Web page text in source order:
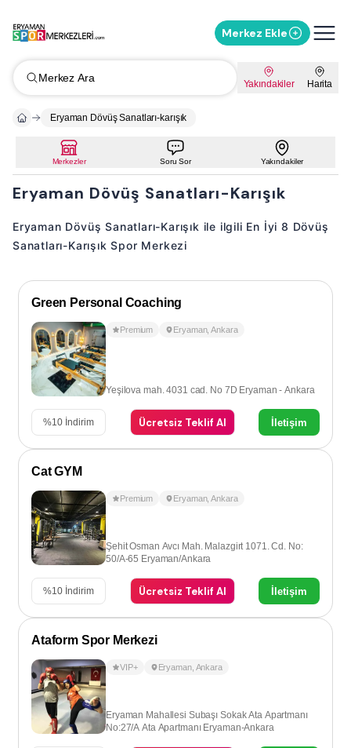
Merkez Ekle
Merkez Ara Yakındakiler Harita
Eryaman Dövüş Sanatları-karışık
Merkezler Soru Sor Yakındakiler
Eryaman Dövüş Sanatları-Karışık
Eryaman Dövüş Sanatları-Karışık ile ilgili En İyi 8 Dövüş
Sanatları-Karışık Spor Merkezi
Green Personal Coaching
Premium Eryaman,Ankara
Yeşilova mah. 4031 cad. No 7D Eryaman - Ankara
%10 İndirim Ücretsiz Teklif Al İletişim
Cat GYM
Premium Eryaman,Ankara
Şehit Osman Avcı Mah. Malazgirt 1071. Cd. No:
50/A-65 Eryaman/Ankara
%10 İndirim Ücretsiz Teklif Al İletişim
Ataform Spor Merkezi
VIP+ Eryaman, Ankara
Eryaman Mahallesi Subaşı Sokak Ata Apartmanı
No:27/A Ata Apartmanı Eryaman-Ankara